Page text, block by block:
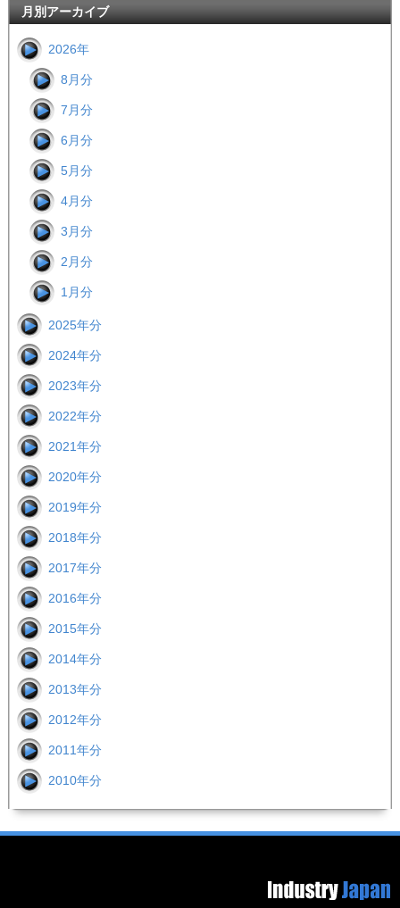
月別アーカイブ
2026年
8月分
7月分
6月分
5月分
4月分
3月分
2月分
1月分
2025年分
2024年分
2023年分
2022年分
2021年分
2020年分
2019年分
2018年分
2017年分
2016年分
2015年分
2014年分
2013年分
2012年分
2011年分
2010年分